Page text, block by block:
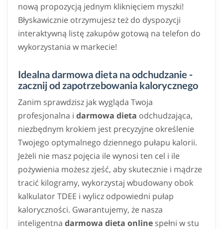
nową propozycją jednym kliknięciem myszki!
Błyskawicznie otrzymujesz też do dyspozycji
interaktywną listę zakupów gotową na telefon do
wykorzystania w markecie!
Idealna darmowa dieta na odchudzanie -
zacznij od zapotrzebowania kalorycznego
Zanim sprawdzisz jak wygląda Twoja
profesjonalna i darmowa dieta odchudzająca,
niezbędnym krokiem jest precyzyjne określenie
Twojego optymalnego dziennego pułapu kalorii.
Jeżeli nie masz pojęcia ile wynosi ten cel i ile
pożywienia możesz zjeść, aby skutecznie i mądrze
tracić kilogramy, wykorzystaj wbudowany obok
kalkulator TDEE i wylicz odpowiedni pułap
kaloryczności. Gwarantujemy, że nasza
inteligentna darmowa dieta online spełni w stu